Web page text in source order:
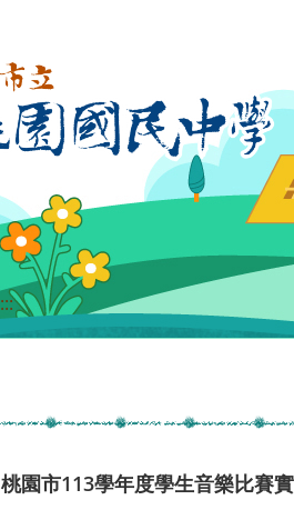
:::
桃園市113學年度學生音樂比賽